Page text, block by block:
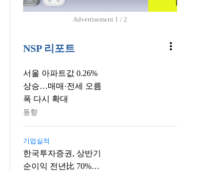
Advertisement 1 / 2
NSP 리포트 more_vert
서울 아파트값 0.26%
상승…매매·전세 오름
폭 다시 확대
동향
기업실적
한국투자증권, 상반기
순이익 전년比 70%…